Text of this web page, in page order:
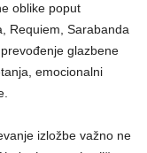
oblike poput
Requiem, Sarabanda
glazbene
emocionalni
izložbe važno ne